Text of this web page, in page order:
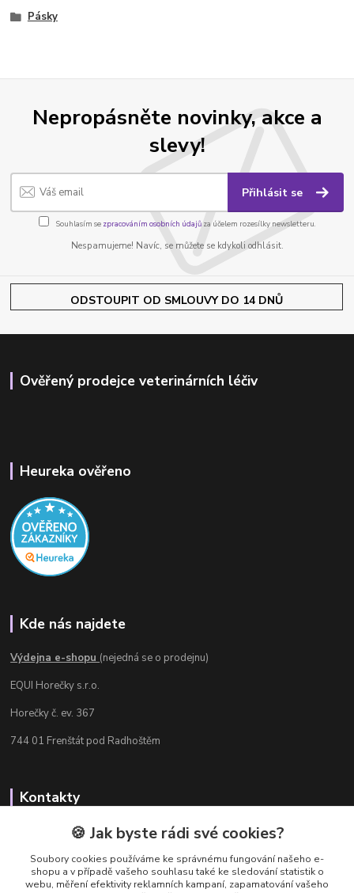
Pásky
Nepropásněte novinky, akce a
slevy!
Přihlásit se
Souhlasím se zpracováním osobních údajůza účelem rozesílky newsletteru.
Nespamujeme! Navíc, se můžete se kdykoli odhlásit.
ODSTOUPIT OD SMLOUVY DO 14 DNŮ
Ověřený prodejce veterinárních léčiv
Heureka ověřeno
Kde nás najdete
Výdejna e-shopu (nejedná se o prodejnu)
EQUI Horečky s.r.o.
Horečky č. ev. 367
744 01 Frenštát pod Radhoštěm
Kontakty
Radka Chamrádová
+420 737 484 708
Výdejna e-shopu: Po-Ne, 8-20 hod.
🍪 Jak byste rádi své cookies?
Soubory cookies používáme ke správnému fungování našeho e-
shopu a v případě vašeho souhlasu také ke sledování statistik o
webu, měření efektivity reklamních kampaní, zapamatování vašeho